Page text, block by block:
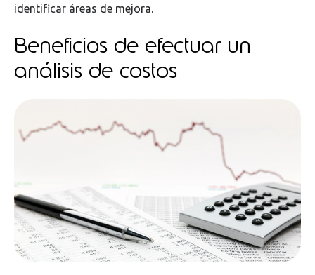
identificar áreas de mejora.
Beneficios de efectuar un
análisis de costos